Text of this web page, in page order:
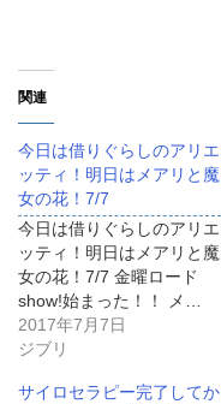
関連
今日は借りぐらしのアリエ
ッティ！明日はメアリと魔
女の花！7/7
今日は借りぐらしのアリエ
ッティ！明日はメアリと魔
女の花！7/7 金曜ロード
show!始まった！！ メ…
2017年7月7日
ジブリ
サイロセラピー完了してか